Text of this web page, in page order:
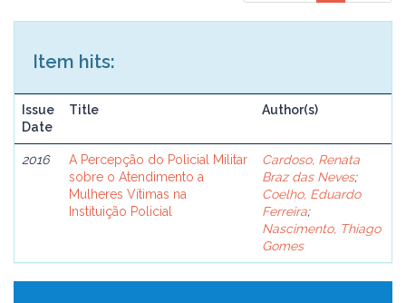
Item hits:
Issue
Date
Title Author(s)
2016
A Percepção do Policial Militar
sobre o Atendimento a
Mulheres Vítimas na
Instituição Policial
Cardoso, Renata
Braz das Neves;
Coelho, Eduardo
Ferreira;
Nascimento, Thiago
Gomes